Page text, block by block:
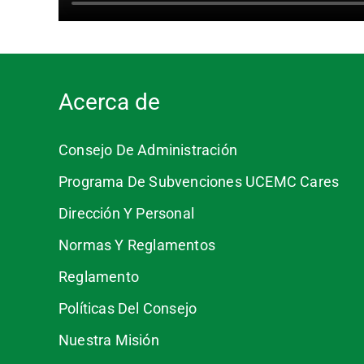
Acerca de
Consejo De Administración
Programa De Subvenciones UCEMC Cares
Dirección Y Personal
Normas Y Reglamentos
Reglamento
Políticas Del Consejo
Nuestra Misión